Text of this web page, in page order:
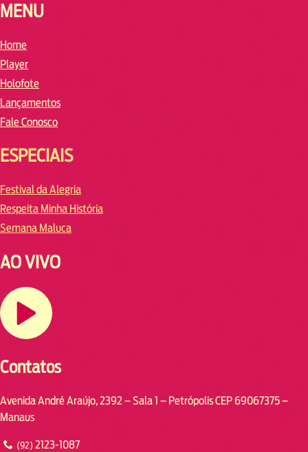
MENU
Home
Player
Holofote
Lançamentos
Fale Conosco
ESPECIAIS
Festival da Alegria
Respeita Minha História
Semana Maluca
AO VIVO
Contatos
Avenida André Araújo, 2392 – Sala 1 – Petrópolis CEP 69067375 –
Manaus
(92) 2123-1087